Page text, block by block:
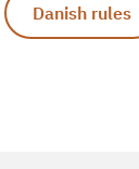
Danish rules